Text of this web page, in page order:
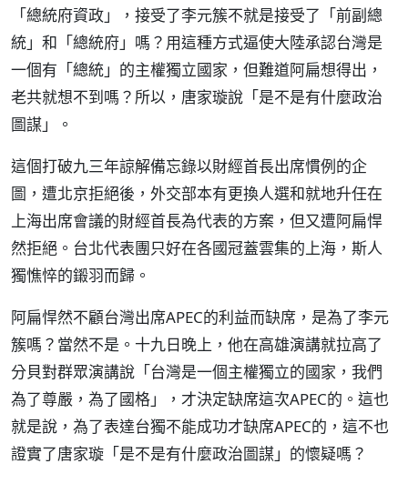
「總統府資政」，接受了李元簇不就是接受了「前副總
統」和「總統府」嗎？用這種方式逼使大陸承認台灣是
一個有「總統」的主權獨立國家，但難道阿扁想得出，
老共就想不到嗎？所以，唐家璇說「是不是有什麼政治
圖謀」。
這個打破九三年諒解備忘錄以財經首長出席慣例的企
圖，遭北京拒絕後，外交部本有更換人選和就地升任在
上海出席會議的財經首長為代表的方案，但又遭阿扁悍
然拒絕。台北代表團只好在各國冠蓋雲集的上海，斯人
獨憔悴的鎩羽而歸。
阿扁悍然不顧台灣出席APEC的利益而缺席，是為了李元
簇嗎？當然不是。十九日晚上，他在高雄演講就拉高了
分貝對群眾演講說「台灣是一個主權獨立的國家，我們
為了尊嚴，為了國格」，才決定缺席這次APEC的。這也
就是說，為了表達台獨不能成功才缺席APEC的，這不也
證實了唐家璇「是不是有什麼政治圖謀」的懷疑嗎？